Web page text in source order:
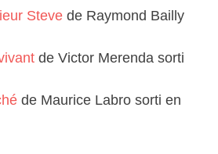
Steve de Raymond Bailly
de Victor Merenda sorti
de Maurice Labro sorti en